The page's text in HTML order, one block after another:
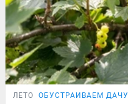
ЛЕТО ОБУСТРАИВАЕМ ДАЧУ